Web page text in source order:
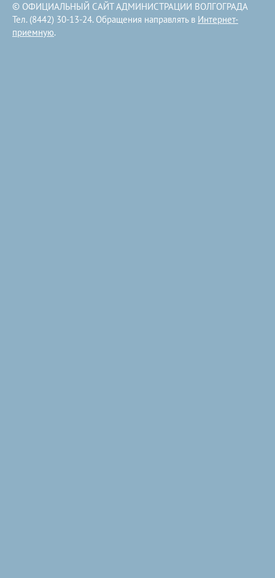
© ОФИЦИАЛЬНЫЙ САЙТ АДМИНИСТРАЦИИ ВОЛГОГРАДА
Тел. (8442) 30-13-24. Обращения направлять в Интернет-
приемную.